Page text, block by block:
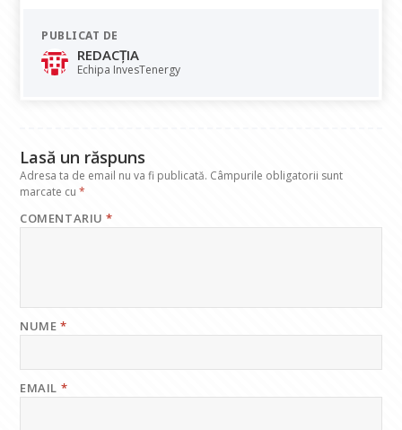
e
b
o
at
s
A dI
PUBLICAT DE
REDACȚIA
Echipa InvesTenergy
Lasă un răspuns
Adresa ta de email nu va fi publicată. Câmpurile obligatorii sunt
marcate cu*
COMENTARIU*
NUME*
EMAIL *